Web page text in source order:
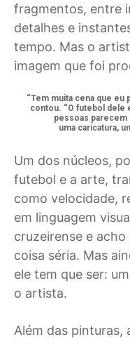
fragmentos, entre
detalhes e
tempo. Mas o
imagem que foi
“Tem muita cena que eu
contou. “O futebol dele
pessoas parecem
uma caricatura,
Um dos núcleos,
futebol e a arte,
como velocidade,
em linguagem
cruzeirense e
coisa séria. Mas
ele tem que ser:
o artista.
Além das pinturas,